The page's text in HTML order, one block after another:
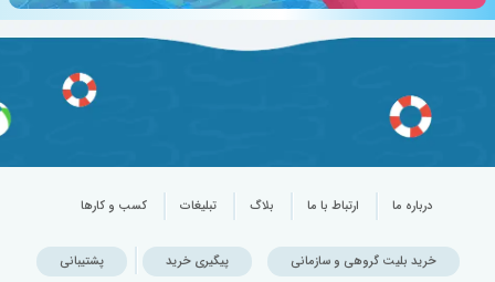
درباره ما ارتباط با ما بلاگ تبلیغات کسب و کارها
خرید بلیت گروهی و سازمانی پیگیری خرید پشتیبانی